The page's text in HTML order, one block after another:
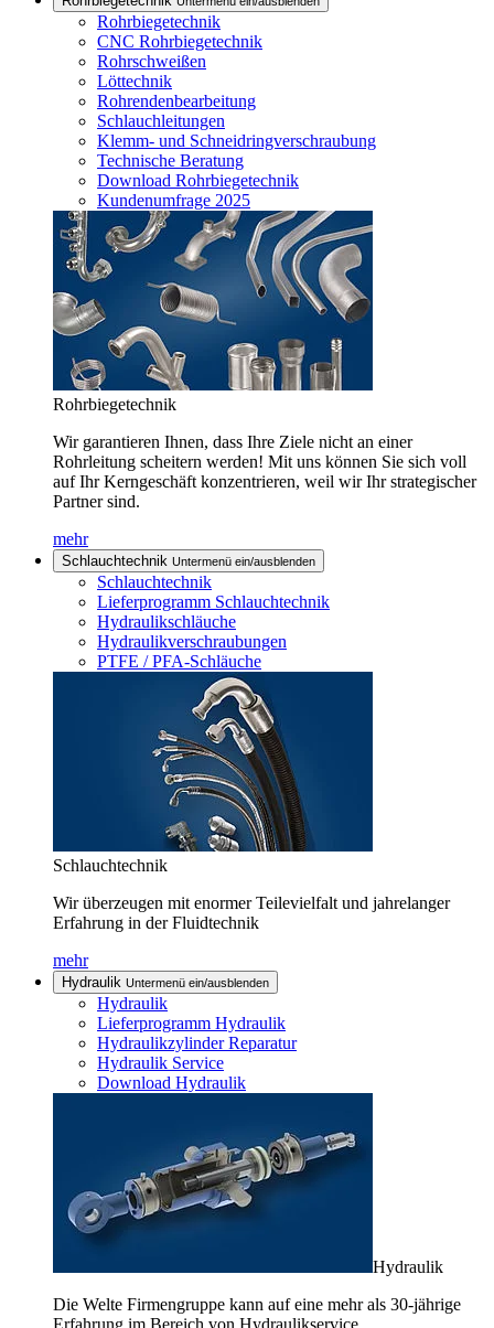
Rohrbiegetechnik
CNC Rohrbiegetechnik
Rohrschweißen
Löttechnik
Rohrendenbearbeitung
Schlauchleitungen
Klemm- und Schneidringverschraubung
Technische Beratung
Download Rohrbiegetechnik
Kundenumfrage 2025
Rohrbiegetechnik
Wir garantieren Ihnen, dass Ihre Ziele nicht an einer
Rohrleitung scheitern werden! Mit uns können Sie sich voll
auf Ihr Kerngeschäft konzentrieren, weil wir Ihr strategischer
Partner sind.
mehr
Schlauchtechnik Untermenü ein/ausblenden
Schlauchtechnik
Lieferprogramm Schlauchtechnik
Hydraulikschläuche
Hydraulikverschraubungen
PTFE / PFA-Schläuche
Schlauchtechnik
Wir überzeugen mit enormer Teilevielfalt und jahrelanger
Erfahrung in der Fluidtechnik
mehr
Hydraulik Untermenü ein/ausblenden
Hydraulik
Lieferprogramm Hydraulik
Hydraulikzylinder Reparatur
Hydraulik Service
Download Hydraulik
Hydraulik
Die Welte Firmengruppe kann auf eine mehr als 30-jährige
Erfahrung im Bereich von Hydraulikservice,